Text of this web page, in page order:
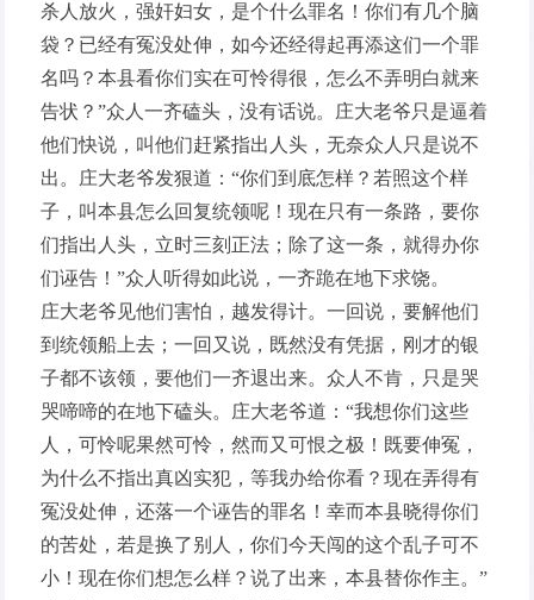
杀人放火，强奸妇女，是个什么罪名！你们有几个脑
袋？已经有冤没处伸，如今还经得起再添这们一个罪
名吗？本县看你们实在可怜得很，怎么不弄明白就来
告状？”众人一齐磕头，没有话说。庄大老爷只是逼着
他们快说，叫他们赶紧指出人头，无奈众人只是说不
出。庄大老爷发狠道：“你们到底怎样？若照这个样
子，叫本县怎么回复统领呢！现在只有一条路，要你
们指出人头，立时三刻正法；除了这一条，就得办你
们诬告！”众人听得如此说，一齐跪在地下求饶。
庄大老爷见他们害怕，越发得计。一回说，要解他们
到统领船上去；一回又说，既然没有凭据，刚才的银
子都不该领，要他们一齐退出来。众人不肯，只是哭
哭啼啼的在地下磕头。庄大老爷道：“我想你们这些
人，可怜呢果然可怜，然而又可恨之极！既要伸冤，
为什么不指出真凶实犯，等我办给你看？现在弄得有
冤没处伸，还落一个诬告的罪名！幸而本县晓得你们
的苦处，若是换了别人，你们今天闯的这个乱子可不
小！现在你们想怎么样？说了出来，本县替你作主。”